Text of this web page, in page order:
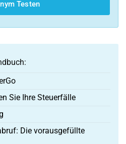
Testen
Sie Ihre Steuerfälle
Die vorausgefüllte